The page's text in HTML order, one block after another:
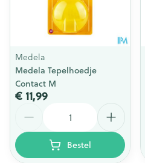
Medela
Medela Tepelhoedje
Contact M
€ 11,99
Bestel